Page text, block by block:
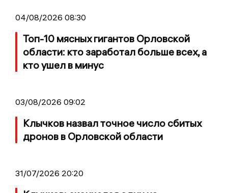
04/08/2026 08:30
Топ-10 мясных гигантов Орловской
области: кто заработал больше всех, а
кто ушел в минус
03/08/2026 09:02
Клычков назвал точное число сбитых
дронов в Орловской области
31/07/2026 20:20